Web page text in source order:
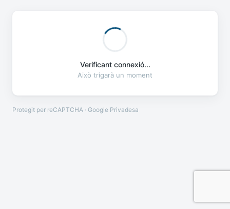
Verificant connexió...
Això trigarà un moment
Protegit per reCAPTCHA · Google Privadesa